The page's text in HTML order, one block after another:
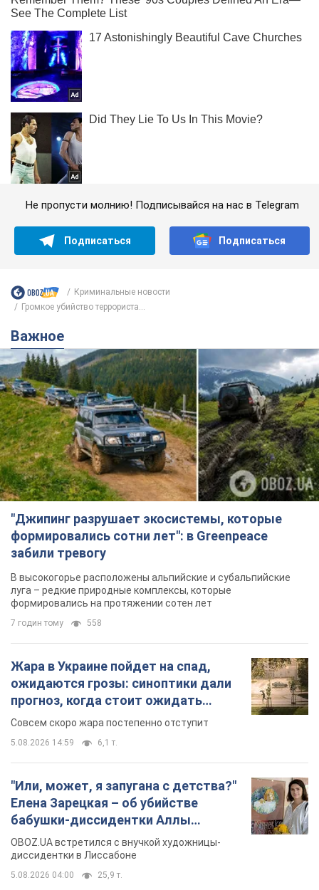
Не пропусти молнию! Подписывайся на нас в Telegram
Подписаться Подписаться
Криминальные новости
Громкое убийство террориста...
Важное
"Джипинг разрушает экосистемы, которые
формировались сотни лет": в Greenpeace
забили тревогу
В высокогорье расположены альпийские и субальпийские
луга – редкие природные комплексы, которые
формировались на протяжении сотен лет
7 годин тому 558
Жара в Украине пойдет на спад,
ожидаются грозы: синоптики дали
прогноз, когда стоит ожидать
изменения погоды
Совсем скоро жара постепенно отступит
5.08.2026 14:59 6,1 т.
"Или, может, я запугана с детства?"
Елена Зарецкая – об убийстве
бабушки-диссидентки Аллы
Горской, критике сына Стуса и
бегстве в Португалию с пятью
детьми
OBOZ.UA встретился с внучкой художницы-
диссидентки в Лиссабоне
5.08.2026 04:00 25,9 т.